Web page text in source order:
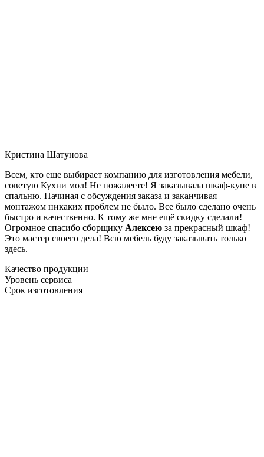
Кристина Шатунова
Всем, кто еще выбирает компанию для изготовления мебели,
советую Кухни мол! Не пожалеете! Я заказывала шкаф-купе в
спальню. Начиная с обсуждения заказа и заканчивая
монтажом никаких проблем не было. Все было сделано очень
быстро и качественно. К тому же мне ещё скидку сделали!
Огромное спасибо сборщику Алексею за прекрасный шкаф!
Это мастер своего дела! Всю мебель буду заказывать только
здесь.
Качество продукции
Уровень сервиса
Срок изготовления